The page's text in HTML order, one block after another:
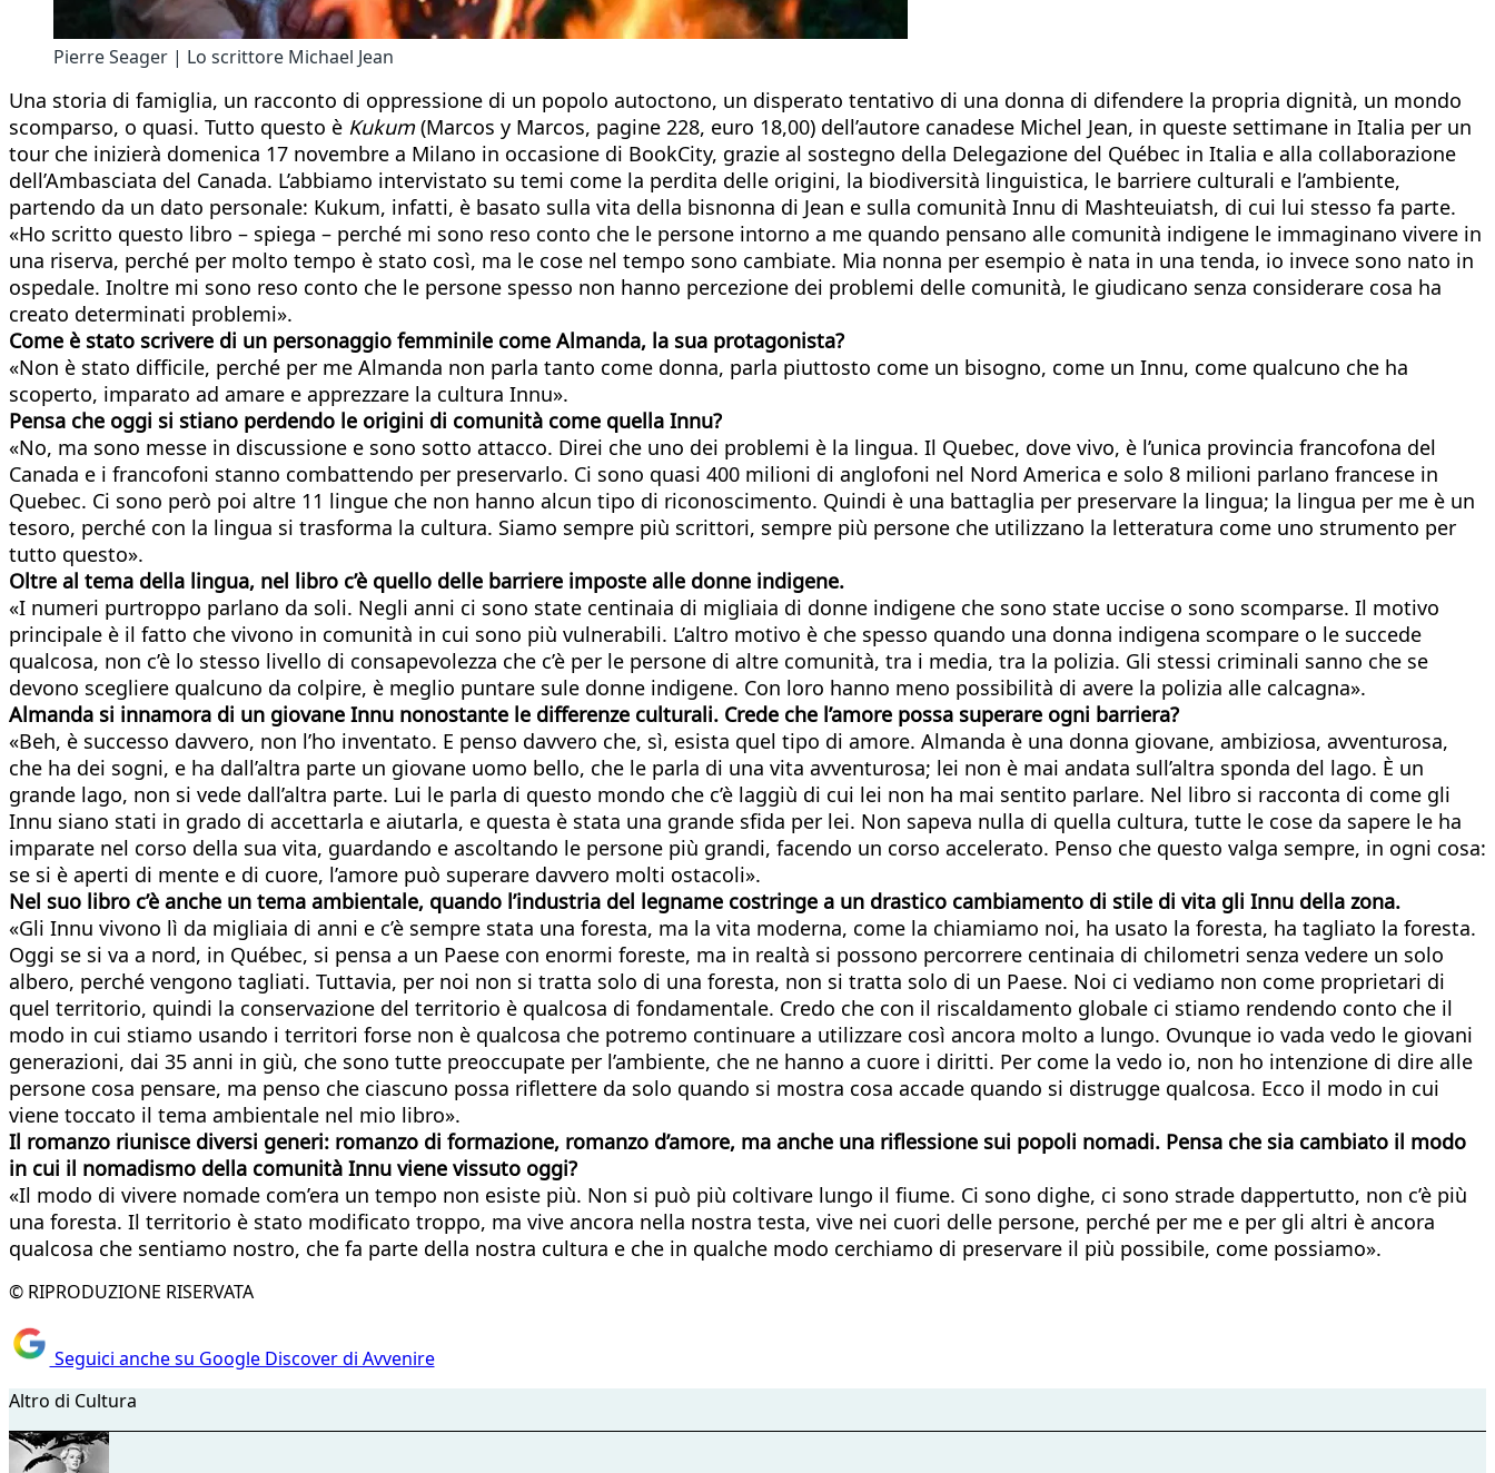
Pierre Seager | Lo scrittore Michael Jean
Una storia di famiglia, un racconto di oppressione di un popolo autoctono, un disperato tentativo di una donna di difendere la propria dignità, un mondo
scomparso, o quasi. Tutto questo è Kukum(Marcos y Marcos, pagine 228, euro 18,00) dell’autore canadese Michel Jean, in queste settimane in Italia per un
tour che inizierà domenica 17 novembre a Milano in occasione di BookCity, grazie al sostegno della Delegazione del Québec in Italia e alla collaborazione
dell’Ambasciata del Canada. L’abbiamo intervistato su temi come la perdita delle origini, la biodiversità linguistica, le barriere culturali e l’ambiente,
partendo da un dato personale: Kukum, infatti, è basato sulla vita della bisnonna di Jean e sulla comunità Innu di Mashteuiatsh, di cui lui stesso fa parte.
«Ho scritto questo libro – spiega – perché mi sono reso conto che le persone intorno a me quando pensano alle comunità indigene le immaginano vivere in
una riserva, perché per molto tempo è stato così, ma le cose nel tempo sono cambiate. Mia nonna per esempio è nata in una tenda, io invece sono nato in
ospedale. Inoltre mi sono reso conto che le persone spesso non hanno percezione dei problemi delle comunità, le giudicano senza considerare cosa ha
creato determinati problemi».
Come è stato scrivere di un personaggio femminile come Almanda, la sua protagonista?
«Non è stato difficile, perché per me Almanda non parla tanto come donna, parla piuttosto come un bisogno, come un Innu, come qualcuno che ha
scoperto, imparato ad amare e apprezzare la cultura Innu».
Pensa che oggi si stiano perdendo le origini di comunità come quella Innu?
«No, ma sono messe in discussione e sono sotto attacco. Direi che uno dei problemi è la lingua. Il Quebec, dove vivo, è l’unica provincia francofona del
Canada e i francofoni stanno combattendo per preservarlo. Ci sono quasi 400 milioni di anglofoni nel Nord America e solo 8 milioni parlano francese in
Quebec. Ci sono però poi altre 11 lingue che non hanno alcun tipo di riconoscimento. Quindi è una battaglia per preservare la lingua; la lingua per me è un
tesoro, perché con la lingua si trasforma la cultura. Siamo sempre più scrittori, sempre più persone che utilizzano la letteratura come uno strumento per
tutto questo».
Oltre al tema della lingua, nel libro c’è quello delle barriere imposte alle donne indigene.
«I numeri purtroppo parlano da soli. Negli anni ci sono state centinaia di migliaia di donne indigene che sono state uccise o sono scomparse. Il motivo
principale è il fatto che vivono in comunità in cui sono più vulnerabili. L’altro motivo è che spesso quando una donna indigena scompare o le succede
qualcosa, non c’è lo stesso livello di consapevolezza che c’è per le persone di altre comunità, tra i media, tra la polizia. Gli stessi criminali sanno che se
devono scegliere qualcuno da colpire, è meglio puntare sule donne indigene. Con loro hanno meno possibilità di avere la polizia alle calcagna».
Almanda si innamora di un giovane Innu nonostante le differenze culturali. Crede che l’amore possa superare ogni barriera?
«Beh, è successo davvero, non l’ho inventato. E penso davvero che, sì, esista quel tipo di amore. Almanda è una donna giovane, ambiziosa, avventurosa,
che ha dei sogni, e ha dall’altra parte un giovane uomo bello, che le parla di una vita avventurosa; lei non è mai andata sull’altra sponda del lago. È un
grande lago, non si vede dall’altra parte. Lui le parla di questo mondo che c’è laggiù di cui lei non ha mai sentito parlare. Nel libro si racconta di come gli
Innu siano stati in grado di accettarla e aiutarla, e questa è stata una grande sfida per lei. Non sapeva nulla di quella cultura, tutte le cose da sapere le ha
imparate nel corso della sua vita, guardando e ascoltando le persone più grandi, facendo un corso accelerato. Penso che questo valga sempre, in ogni cosa:
se si è aperti di mente e di cuore, l’amore può superare davvero molti ostacoli».
Nel suo libro c’è anche un tema ambientale, quando l’industria del legname costringe a un drastico cambiamento di stile di vita gli Innu della zona.
«Gli Innu vivono lì da migliaia di anni e c’è sempre stata una foresta, ma la vita moderna, come la chiamiamo noi, ha usato la foresta, ha tagliato la foresta.
Oggi se si va a nord, in Québec, si pensa a un Paese con enormi foreste, ma in realtà si possono percorrere centinaia di chilometri senza vedere un solo
albero, perché vengono tagliati. Tuttavia, per noi non si tratta solo di una foresta, non si tratta solo di un Paese. Noi ci vediamo non come proprietari di
quel territorio, quindi la conservazione del territorio è qualcosa di fondamentale. Credo che con il riscaldamento globale ci stiamo rendendo conto che il
modo in cui stiamo usando i territori forse non è qualcosa che potremo continuare a utilizzare così ancora molto a lungo. Ovunque io vada vedo le giovani
generazioni, dai 35 anni in giù, che sono tutte preoccupate per l’ambiente, che ne hanno a cuore i diritti. Per come la vedo io, non ho intenzione di dire alle
persone cosa pensare, ma penso che ciascuno possa riflettere da solo quando si mostra cosa accade quando si distrugge qualcosa. Ecco il modo in cui
viene toccato il tema ambientale nel mio libro».
Il romanzo riunisce diversi generi: romanzo di formazione, romanzo d’amore, ma anche una riflessione sui popoli nomadi. Pensa che sia cambiato il modo
in cui il nomadismo della comunità Innu viene vissuto oggi?
«Il modo di vivere nomade com’era un tempo non esiste più. Non si può più coltivare lungo il fiume. Ci sono dighe, ci sono strade dappertutto, non c’è più
una foresta. Il territorio è stato modificato troppo, ma vive ancora nella nostra testa, vive nei cuori delle persone, perché per me e per gli altri è ancora
qualcosa che sentiamo nostro, che fa parte della nostra cultura e che in qualche modo cerchiamo di preservare il più possibile, come possiamo».
© RIPRODUZIONE RISERVATA
Seguici anche su Google Discover di Avvenire
Altro di Cultura